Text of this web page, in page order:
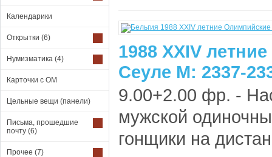
Календарики
Открытки (6)
Нумизматика (4)
Карточки с ОМ
Цельные вещи (панели)
Письма, прошедшие
почту (6)
Прочее (7)
1988 XXIV
Сеуле М: 2337-
9.00+2.00 фр. -
мужской
гонщики на